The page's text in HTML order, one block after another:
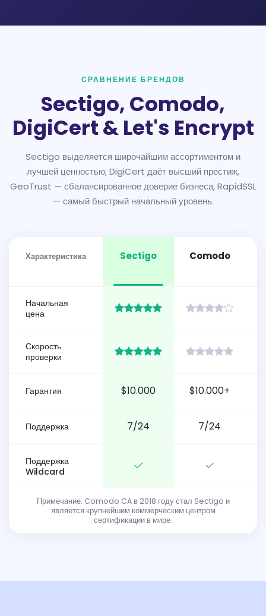
СРАВНЕНИЕ БРЕНДОВ
Sectigo, Comodo,
DigiCert & Let's Encrypt
Sectigo выделяется широчайшим ассортиментом и
лучшей ценностью; DigiCert даёт высший престиж,
GeoTrust — сбалансированное доверие бизнеса, RapidSSL
— самый быстрый начальный уровень.
Характеристика Sectigo Comodo
Начальная
цена
Скорость
проверки
Гарантия $10.000 $10.000+
Поддержка 7/24 7/24
Поддержка
Wildcard
Примечание: Comodo CA в 2018 году стал Sectigo и
является крупнейшим коммерческим центром
сертификации в мире.